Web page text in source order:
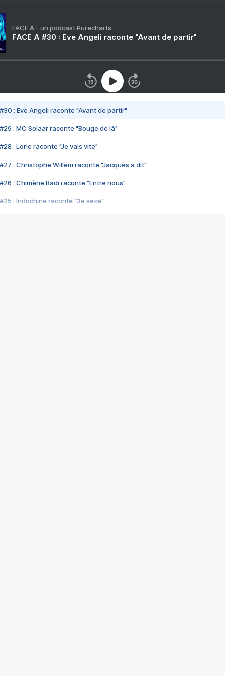
FACE A - un podcast Purecharts
FACE A #30 : Eve Angeli raconte "Avant de partir"
#30 : Eve Angeli raconte "Avant de partir"
#29 : MC Solaar raconte "Bouge de là"
#28 : Lorie raconte "Je vais vite"
#27 : Christophe Willem raconte "Jacques a dit"
#26 : Chimène Badi raconte "Entre nous"
#25 : Indochine raconte "3e sexe"